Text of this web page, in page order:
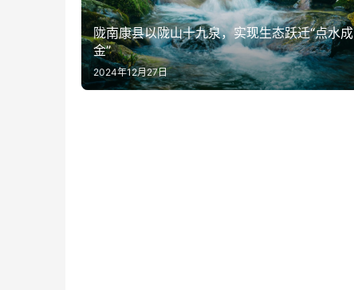
陇南康县以陇山十九泉，实现生态跃迁“点水成
金”
2024年12月27日